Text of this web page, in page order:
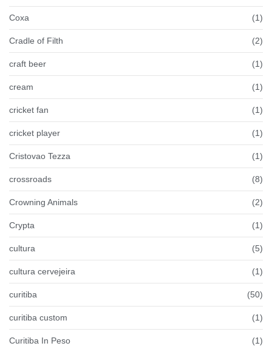
Coxa (1)
Cradle of Filth (2)
craft beer (1)
cream (1)
cricket fan (1)
cricket player (1)
Cristovao Tezza (1)
crossroads (8)
Crowning Animals (2)
Crypta (1)
cultura (5)
cultura cervejeira (1)
curitiba (50)
curitiba custom (1)
Curitiba In Peso (1)